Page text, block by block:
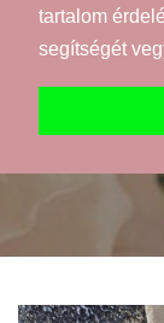
tartalom
segítségét
Swarovski®/